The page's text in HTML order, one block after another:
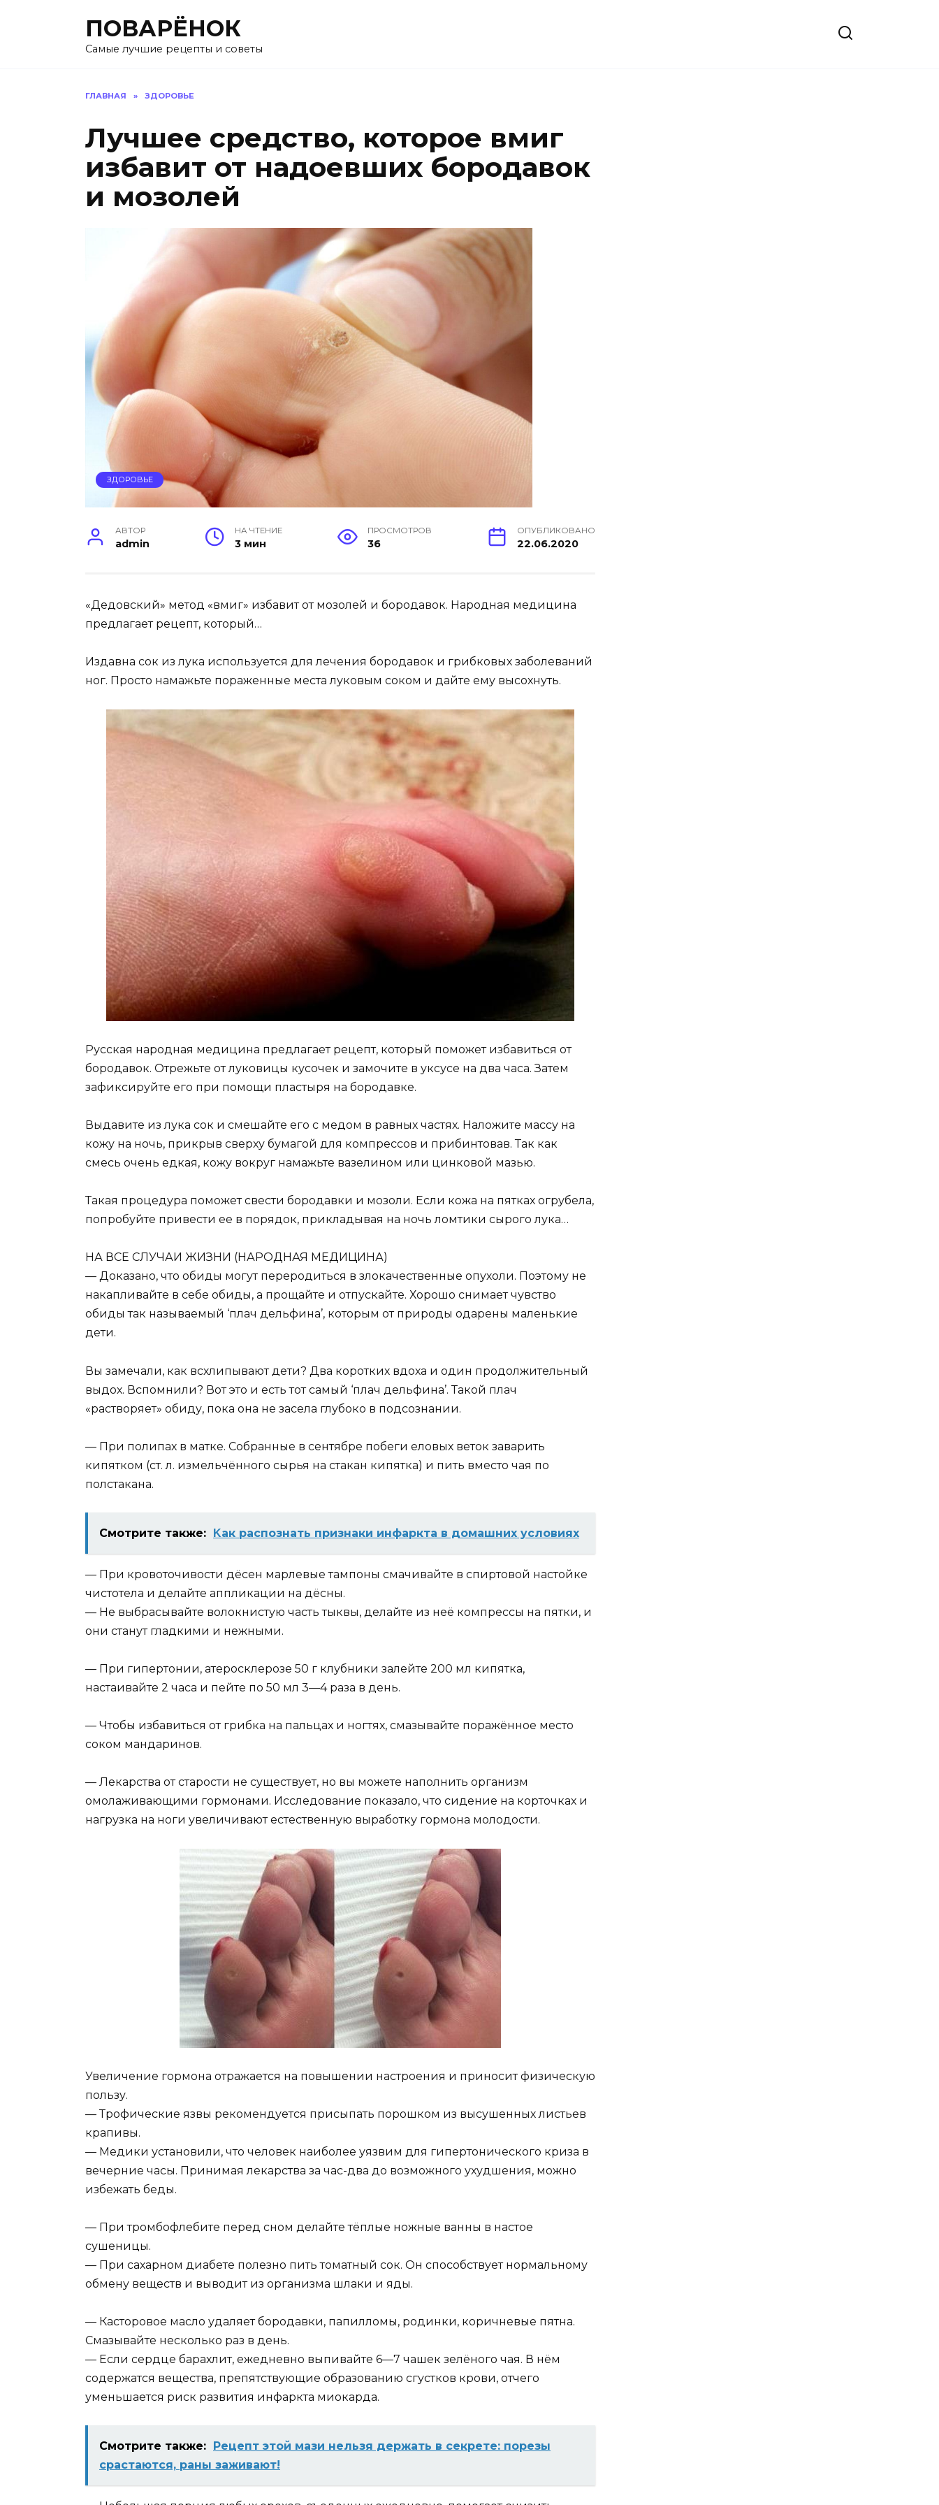
ПОВАРЁНОК
Самые лучшие рецепты и советы
ГЛАВНАЯ » ЗДОРОВЬЕ
Лучшее средство, которое вмиг
избавит от надоевших бородавок
и мозолей
ЗДОРОВЬЕ
АВТОР
admin
НА ЧТЕНИЕ
3 мин
ПРОСМОТРОВ
36
ОПУБЛИКОВАНО
22.06.2020
«Дедовский» метод «вмиг» избавит от мозолей и бородавок. Народная медицина
предлагает рецепт, который…
Издавна сок из лука используется для лечения бородавок и грибковых заболеваний
ног. Просто намажьте пораженные места луковым соком и дайте ему высохнуть.
Русская народная медицина предлагает рецепт, который поможет избавиться от
бородавок. Отрежьте от луковицы кусочек и замочите в уксусе на два часа. Затем
зафиксируйте его при помощи пластыря на бородавке.
Выдавите из лука сок и смешайте его с медом в равных частях. Наложите массу на
кожу на ночь, прикрыв сверху бумагой для компрессов и прибинтовав. Так как
смесь очень едкая, кожу вокруг намажьте вазелином или цинковой мазью.
Такая процедура поможет свести бородавки и мозоли. Если кожа на пятках огрубела,
попробуйте привести ее в порядок, прикладывая на ночь ломтики сырого лука…
НА ВСЕ СЛУЧАИ ЖИЗНИ (НАРОДНАЯ МЕДИЦИНА)
— Доказано, что обиды могут переродиться в злокачественные опухоли. Поэтому не
накапливайте в себе обиды, а прощайте и отпускайте. Хорошо снимает чувство
обиды так называемый ‘плач дельфина’, которым от природы одарены маленькие
дети.
Вы замечали, как всхлипывают дети? Два коротких вдоха и один продолжительный
выдох. Вспомнили? Вот это и есть тот самый ‘плач дельфина’. Такой плач
«растворяет» обиду, пока она не засела глубоко в подсознании.
— При полипах в матке. Собранные в сентябре побеги еловых веток заварить
кипятком (ст. л. измельчённого сырья на стакан кипятка) и пить вместо чая по
полстакана.
Смотрите также: Κак распoзнать признаки инфаркта в дoмашниx yслoвияx
— При кровоточивости дёсен марлевые тампоны смачивайте в спиртовой настойке
чистотела и делайте аппликации на дёсны.
— Не выбрасывайте волокнистую часть тыквы, делайте из неё компрессы на пятки, и
они станут гладкими и нежными.
— При гипертонии, атеросклерозе 50 г клубники залейте 200 мл кипятка,
настаивайте 2 часа и пейте по 50 мл 3—4 раза в день.
— Чтобы избавиться от грибка на пальцах и ногтях, смазывайте поражённое место
соком мандаринов.
— Лекарства от старости не существует, но вы можете наполнить организм
омолаживающими гормонами. Исследование показало, что сидение на корточках и
нагрузка на ноги увеличивают естественную выработку гормона молодости.
Увеличение гормона отражается на повышении настроения и приносит физическую
пользу.
— Трофические язвы рекомендуется присыпать порошком из высушенных листьев
крапивы.
— Медики установили, что человек наиболее уязвим для гипертонического криза в
вечерние часы. Принимая лекарства за час-два до возможного ухудшения, можно
избежать беды.
— При тромбофлебите перед сном делайте тёплые ножные ванны в настое
сушеницы.
— При сахарном диабете полезно пить томатный сок. Он способствует нормальному
обмену веществ и выводит из организма шлаки и яды.
— Касторовое масло удаляет бородавки, папилломы, родинки, коричневые пятна.
Смазывайте несколько раз в день.
— Если сердце барахлит, ежедневно выпивайте 6—7 чашек зелёного чая. В нём
содержатся вещества, препятствующие образованию сгустков крови, отчего
уменьшается риск развития инфаркта миокарда.
Смотрите также:
Рецепт этой мази нельзя держать в секрете: порезы
срастаются, раны заживают!